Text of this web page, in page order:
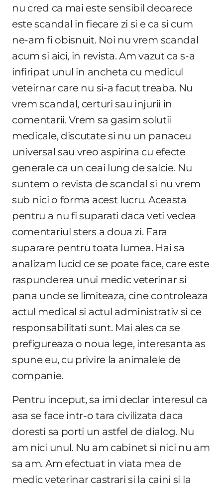
nu cred ca mai este sensibil deoarece
este scandal in fiecare zi si e ca si cum
ne-am fi obisnuit. Noi nu vrem scandal
acum si aici, in revista. Am vazut ca s-a
infiripat unul in ancheta cu medicul
veteirnar care nu si-a facut treaba. Nu
vrem scandal, certuri sau injurii in
comentarii. Vrem sa gasim solutii
medicale, discutate si nu un panaceu
universal sau vreo aspirina cu efecte
generale ca un ceai lung de salcie. Nu
suntem o revista de scandal si nu vrem
sub nici o forma acest lucru. Aceasta
pentru a nu fi suparati daca veti vedea
comentariul sters a doua zi. Fara
suparare pentru toata lumea. Hai sa
analizam lucid ce se poate face, care este
raspunderea unui medic veterinar si
pana unde se limiteaza, cine controleaza
actul medical si actul administrativ si ce
responsabilitati sunt. Mai ales ca se
prefigureaza o noua lege, interesanta as
spune eu, cu privire la animalele de
companie.
Pentru inceput, sa imi declar interesul ca
asa se face intr-o tara civilizata daca
doresti sa porti un astfel de dialog. Nu
am nici unul. Nu am cabinet si nici nu am
sa am. Am efectuat in viata mea de
medic veterinar castrari si la caini si la